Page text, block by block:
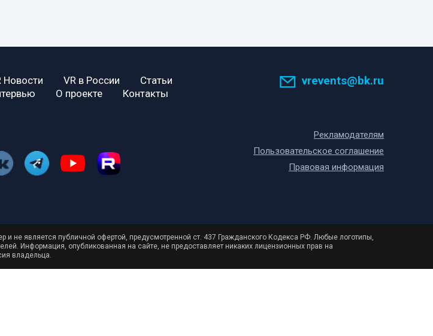
Новости VR в России
Статьи
О проекте Контакты
vrevents@bk.ru
Рекламодателям
Пользовательское соглашение
Правовая информация
не является публичной офертой, предусмотренной ст. 437 Гражданского Кодекса РФ. Любые логотипы,
Информация, опубликованная на сайте, не предоставляет никаких лицензионных прав на
владельца.